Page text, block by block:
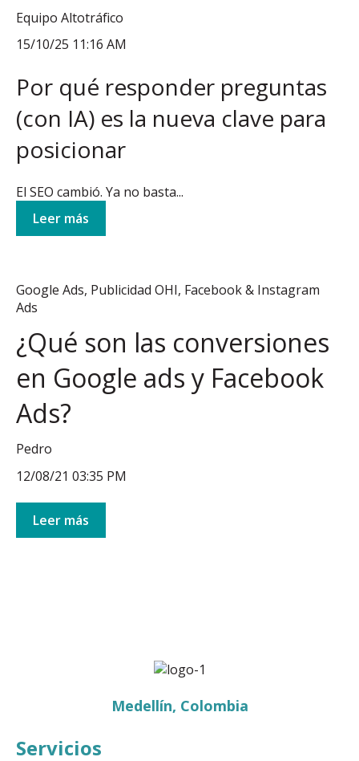
Equipo Altotráfico
15/10/25 11:16 AM
Por qué responder preguntas
(con IA) es la nueva clave para
posicionar
El SEO cambió. Ya no basta...
Leer más
Google Ads, Publicidad OHI, Facebook & Instagram
Ads
¿Qué son las conversiones
en Google ads y Facebook
Ads?
Pedro
12/08/21 03:35 PM
Leer más
Medellín, Colombia
Servicios